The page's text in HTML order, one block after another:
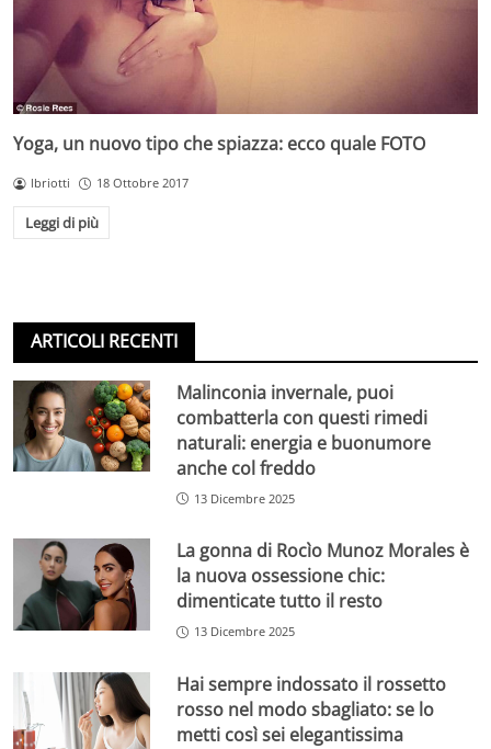
Yoga, un nuovo tipo che spiazza: ecco quale FOTO
lbriotti 18 Ottobre 2017
Leggi di più
ARTICOLI RECENTI
Malinconia invernale, puoi
combatterla con questi rimedi
naturali: energia e buonumore
anche col freddo
13 Dicembre 2025
La gonna di Rocìo Munoz Morales è
la nuova ossessione chic:
dimenticate tutto il resto
13 Dicembre 2025
Hai sempre indossato il rossetto
rosso nel modo sbagliato: se lo
metti così sei elegantissima